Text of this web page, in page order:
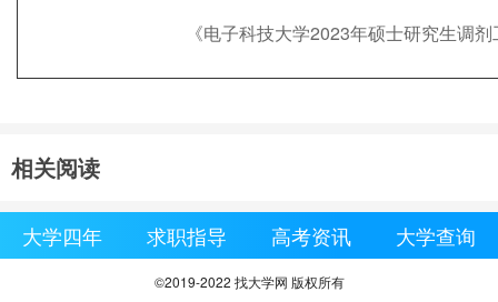
《电子科技大学2023年硕士研究生调
相关阅读
大学四年 求职指导 高考资讯 大学查询
©2019-2022 找大学网 版权所有